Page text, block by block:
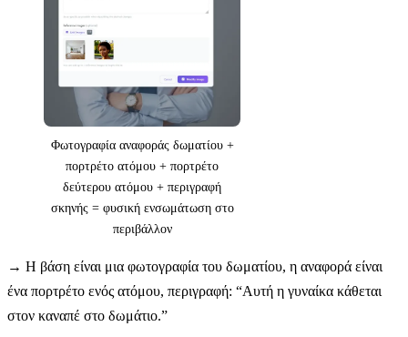
Φωτογραφία αναφοράς δωματίου +
πορτρέτο ατόμου + πορτρέτο
δεύτερου ατόμου + περιγραφή
σκηνής = φυσική ενσωμάτωση στο
περιβάλλον
→ Η βάση είναι μια φωτογραφία του δωματίου, η αναφορά είναι
ένα πορτρέτο ενός ατόμου, περιγραφή: “Αυτή η γυναίκα κάθεται
στον καναπέ στο δωμάτιο.”